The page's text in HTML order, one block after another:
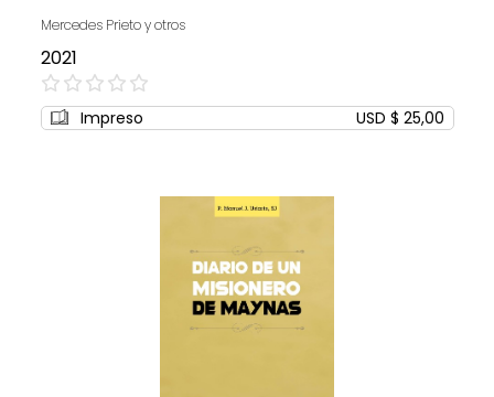
Mercedes Prieto y otros
2021
0%
Impreso USD $ 25,00